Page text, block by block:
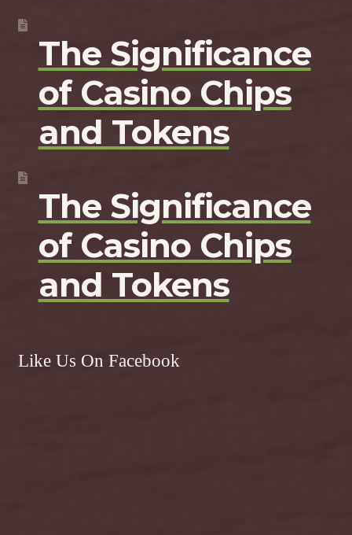
The Significance
of Casino Chips
and Tokens
The Significance
of Casino Chips
and Tokens
Like Us On Facebook